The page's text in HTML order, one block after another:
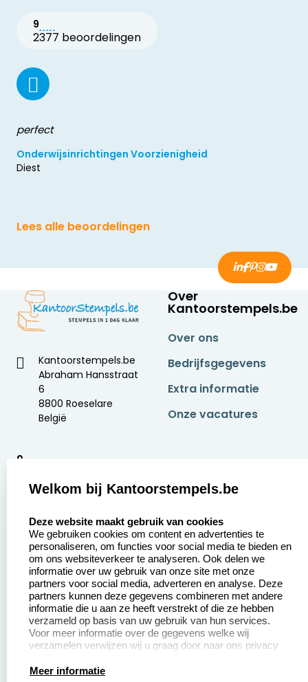
9
2377 beoordelingen
perfect
Onderwijsinrichtingen Voorzienigheid
Diest
Lees alle beoordelingen
Kantoorstempels.be
Abraham Hansstraat
6
8800 Roeselare
België
9
Over
Kantoorstempels.be
Over ons
Bedrijfsgegevens
Extra informatie
Onze vacatures
Aanvraag op maat
Betaling &
Verzending
Wederverkoper
worden
Contact opnemen
Veel gestelde vragen
Retourneren
Herroepingsrecht
Productinformatie:
Welkom bij Kantoorstempels.be
Deze website maakt gebruik van cookies
We gebruiken cookies om content en advertenties te
personaliseren, om functies voor social media te bieden en
om ons websiteverkeer te analyseren. Ook delen we
informatie over uw gebruik van onze site met onze
partners voor social media, adverteren en analyse. Deze
partners kunnen deze gegevens combineren met andere
informatie die u aan ze heeft verstrekt of die ze hebben
verzameld op basis van uw gebruik van hun services.
Voor meer informatie over de gegevens welke wij
verzamelen verwijzen wij u graag door naar ons privacy
Meer informatie